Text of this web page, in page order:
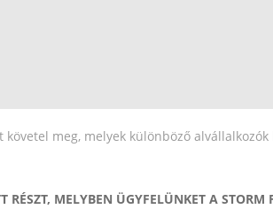
meg, melyek különböző
RÉSZT, MELYBEN ÜGYFELÜNKET A